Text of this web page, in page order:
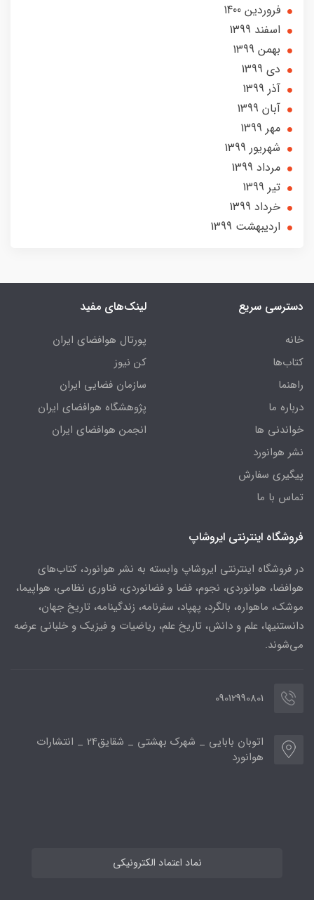
فروردین 1400
اسفند 1399
بهمن 1399
دی 1399
آذر 1399
آبان 1399
مهر 1399
شهریور 1399
مرداد 1399
تير 1399
خرداد 1399
ارديبهشت 1399
دسترسی سریع
خانه
کتاب‌ها
راهنما
درباره ما
خواندنی ها
نشر هوانورد
پیگیری سفارش
تماس با ما
لینک‌های مفید
پورتال هوافضای ایران
کن نیوز
سازمان فضایی ایران
پژوهشگاه هوافضای ایران
انجمن هوافضای ایران
فروشگاه اینترنتی ایروشاپ
در فروشگاه اینترنتی ایروشاپ وابسته به نشر هوانورد، کتاب‌های
هوافضا، هوانوردی، نجوم، فضا و فضانوردی، فناوری نظامی، هواپیما،
موشک، ماهواره، بالگرد، پهپاد، سفرنامه، زندگینامه، تاریخ جهان،
دانستنیها، علم و دانش، تاریخ علم، ریاضیات و فیزیک و خلبانی عرضه
می‌شوند.
09012990801
اتوبان بابایی _ شهرک بهشتی _ شقایق24 _ انتشارات
هوانورد
نماد اعتماد الکترونیکی